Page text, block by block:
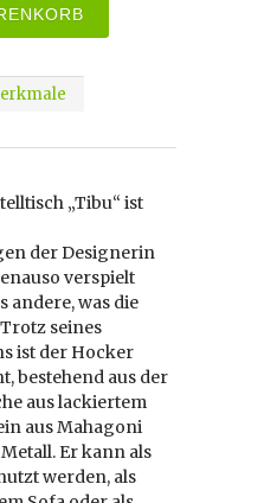
„Tibu“ ist
der Designerin
verspielt
andere, was die
seines
ist der Hocker
bestehend aus der
aus lackiertem
aus Mahagoni
Er kann als
werden, als